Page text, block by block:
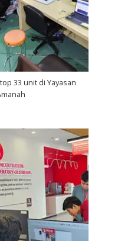
33 unit di Yayasan